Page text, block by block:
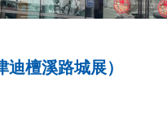
檀溪路城展）